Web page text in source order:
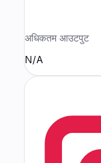
अधिकतम आउटपुट
N/A